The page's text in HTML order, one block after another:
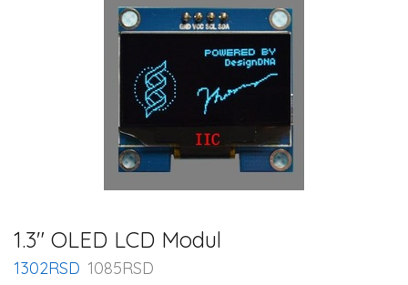
1.3″ OLED LCD Modul
1302RSD 1085RSD